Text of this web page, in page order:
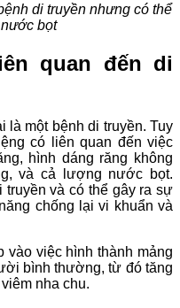
di truyền nhưng có thể
bọt
quan đến di
là một bệnh di truyền. Tuy
có liên quan đến việc
hình dáng răng không
và cả lượng nước bọt.
truyền và có thể gây ra sự
chống lại vi khuẩn và
vào việc hình thành mảng
bình thường, từ đó tăng
nha chu.